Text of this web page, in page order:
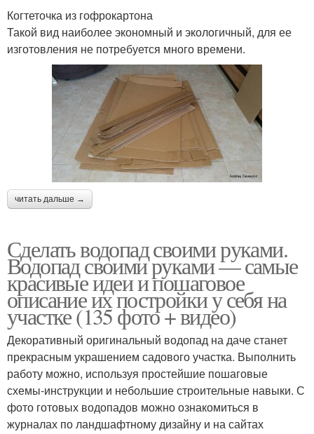
Когтеточка из гофрокартона
Такой вид наиболее экономный и экологичный, для ее
изготовления не потребуется много времени.
читать дальше →
Сделать водопад своими руками.
Водопад своими руками — самые
красивые идеи и пошаговое
описание их постройки у себя на
участке (135 фото + видео)
Декоративный оригинальный водопад на даче станет
прекрасным украшением садового участка. Выполнить
работу можно, используя простейшие пошаговые
схемы-инструкции и небольшие строительные навыки. С
фото готовых водопадов можно ознакомиться в
журналах по ландшафтному дизайну и на сайтах